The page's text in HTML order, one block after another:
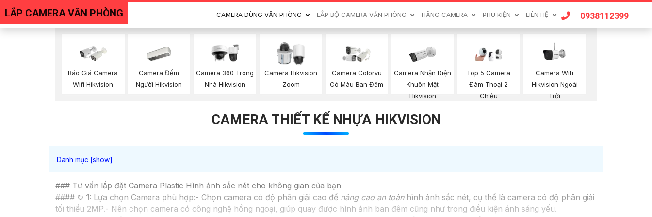
LẮP CAMERA VĂN PHÒNG CAMERA DÙNG VĂN PHÒNG LẮP BỘ CAMERA VĂN PHÒNG HÃNG CAMERA PHU KIỆN LIÊN HỆ 0938112399
Báo Giá Camera
Wifi Hikvision
Camera Đếm
Người Hikvision
Camera 360 Trong
Nhà Hikvision
Camera Hikvision
Zoom
Camera Colorvu
Có Màu Ban Đêm
Camera Nhận Diện
Khuôn Mặt
Hikvision
Top 5 Camera
Đàm Thoại 2
Chiều
Camera Wifi
Hikvision Ngoài
Trời
CAMERA THIẾT KẾ NHỰA HIKVISION
### Tư vấn lắp đặt Camera Plastic Hình ảnh sắc nét cho không gian của bạn
#### ↻ 1: Lựa chọn Camera phù hợp:- Chọn camera có độ phân giải cao để nâng cao an toàn hình ảnh sắc nét, cụ thể là camera có độ phân giải
tối thiểu 2MP.- Nên chọn camera có công nghệ hồng ngoại, giúp quay được hình ảnh ban đêm cũng như trong điều kiện ánh sáng yếu.